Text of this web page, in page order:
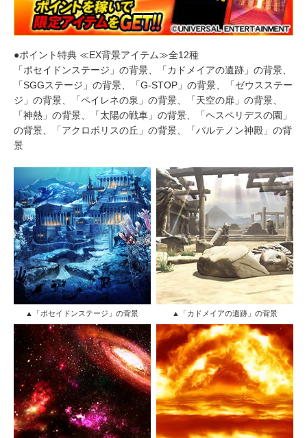
●ポイント特典 ≪EX背景アイテム≫全12種
「ポセイドンステージ」の背景、「カドメイアの遺跡」の背景、
「SGGステージ」の背景、「G-STOP」の背景、「ゼウスステー
ジ」の背景、「ペイレネの泉」の背景、「天空の扉」の背景、
「神熱」の背景、「太陽の戦車」の背景、「ヘスペリデスの園」
の背景、「アクロポリスの丘」の背景、「パルテノン神殿」の背
景
▲「ポセイドンステージ」の背景 ▲「カドメイアの遺跡」の背景